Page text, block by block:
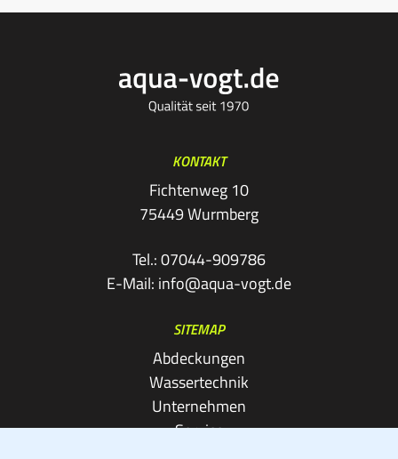
KONTAKT
Fichtenweg 10
75449 Wurmberg
Tel.:07044-909786
E-Mail: info@aqua-vogt.de
SITEMAP
Abdeckungen
Wassertechnik
Unternehmen
Service